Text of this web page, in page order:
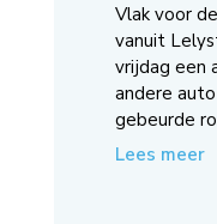
Vlak voor
vanuit
vrijdag een
andere
gebeurde
Lees meer